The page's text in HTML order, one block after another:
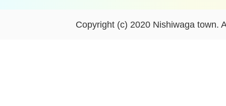
Copyright (c) 2020 Nishiwaga town.